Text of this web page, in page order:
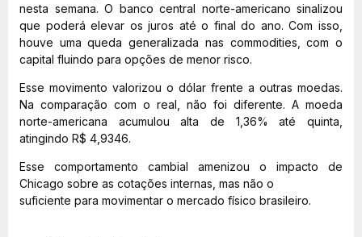
nesta semana. O banco central norte-americano sinalizou
que poderá elevar os juros até o final do ano. Com isso,
houve uma queda generalizada nas commodities, com o
capital fluindo para opções de menor risco.
Esse movimento valorizou o dólar frente a outras moedas.
Na comparação com o real, não foi diferente. A moeda
norte-americana acumulou alta de 1,36% até quinta,
atingindo R$ 4,9346.
Esse comportamento cambial amenizou o impacto de
Chicago sobre as cotações internas, mas não o
suficiente para movimentar o mercado físico brasileiro.